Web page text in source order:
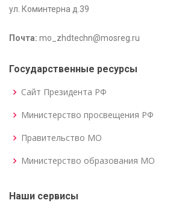
ул. Коминтерна д.39
Почта: mo_zhdtechn@mosreg.ru
Государственные ресурсы
Сайт Президента РФ
Министерство просвещения РФ
Правительство МО
Министерство образования МО
Наши сервисы